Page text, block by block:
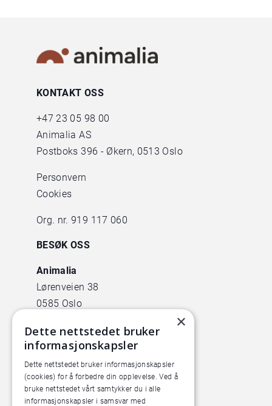
KONTAKT OSS
+47 23 05 98 00
Animalia AS
Postboks 396 - Økern, 0513 Oslo
Personvern
Cookies
Org. nr. 919 117 060
BESØK OSS
Animalia
Lørenveien 38
0585 Oslo
Pilotanlegget
Økern Torgvei 13,
inngang B
×
Dette nettstedet bruker
informasjonskapsler
Dette nettstedet bruker informasjonskapsler
(cookies) for å forbedre din opplevelse. Ved å
bruke nettstedet vårt samtykker du i alle
informasjonskapsler i samsvar med